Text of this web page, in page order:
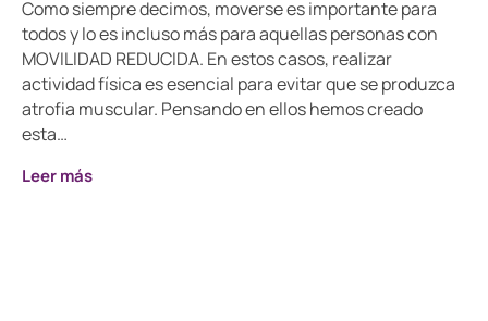
Como siempre decimos, moverse es importante para
todos y lo es incluso más para aquellas personas con
MOVILIDAD REDUCIDA. En estos casos, realizar
actividad física es esencial para evitar que se produzca
atrofia muscular. Pensando en ellos hemos creado
esta…
Leer más